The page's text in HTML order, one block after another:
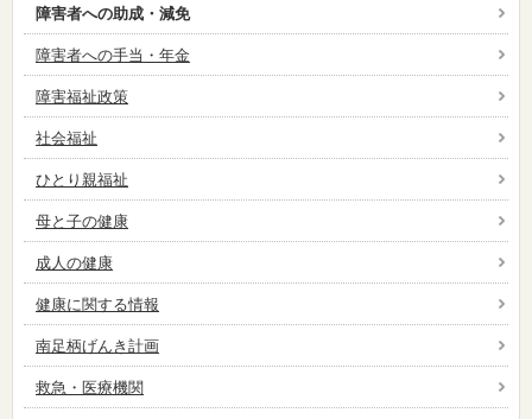
障害者への助成・減免
障害者への手当・年金
障害福祉政策
社会福祉
ひとり親福祉
母と子の健康
成人の健康
健康に関する情報
南足柄げんき計画
救急・医療機関